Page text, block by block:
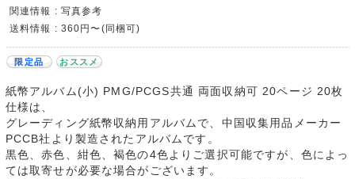
関連情報 : 写真参考
送料情報 : 360円〜(同梱可)
限定品 おススメ
紙幣アルバム(小) PMG/PCGS共通 両面収納可 20ページ 20枚
仕様は、
グレーディング紙幣収納用アルバムで、中国収集用品メーカー
PCCB社より製造されたアルバムです。
黒色、赤色、紺色、褐色の4色よりご選択可能ですが、色によっ
ては取寄せが必要な場合がございます。